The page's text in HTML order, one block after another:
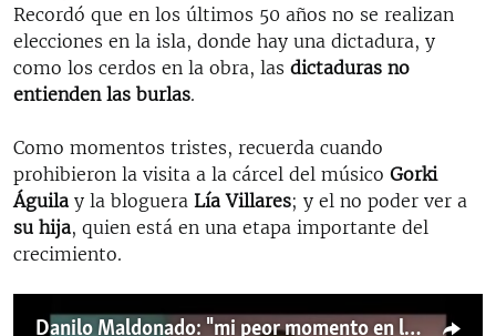
Recordó que en los últimos 50 años no se realizan
elecciones en la isla, donde hay una dictadura, y
como los cerdos en la obra, las dictaduras no
entienden las burlas.
Como momentos tristes, recuerda cuando
prohibieron la visita a la cárcel del músico Gorki
Águila y la bloguera Lía Villares; y el no poder ver a
su hija, quien está en una etapa importante del
crecimiento.
Danilo Maldonado: "mi peor momento en la prisión"